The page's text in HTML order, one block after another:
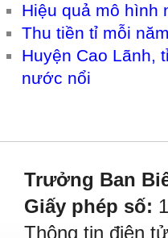
Hiệu quả mô hình
Thu tiền tỉ mỗi
Huyện Cao Lãnh,
nước nổi
Trưởng Ban
Giấy phép số:
Thông tin điện